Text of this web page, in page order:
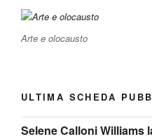
Arte e olocausto
ULTIMA SCHEDA
Selene Calloni Williams